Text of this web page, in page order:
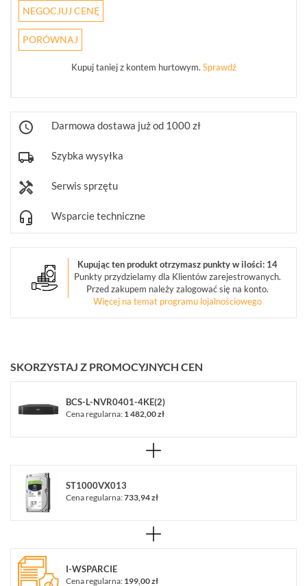
4W1
(68)
REJESTRATORY
UCHWYTY
(246)
STERUJĄCE
(10)
OBIEKTYWY
URZĄDZENIA
MAGAZYNUJĄCE
ZESTAWY
IP
(1)
SYSTEMY
ALARMOWE
NEGOCJUJ CENĘ
PORÓWNAJ
Kupuj taniej z kontem hurtowym. Sprawdź
Darmowa dostawa już od 1000 zł
Szybka wysyłka
Serwis sprzętu
Wsparcie techniczne
Kupując ten produkt otrzymasz punkty w ilości: 14
Punkty przydzielamy dla Klientów zarejestrowanych.
Przed zakupem należy zalogować się na konto.
Więcej na temat programu lojalnościowego
SKORZYSTAJ Z PROMOCYJNYCH CEN
BCS-L-NVR0401-4KE(2)
Cena regularna: 1 482,00 zł
ST1000VX013
Cena regularna:733,94 zł
I-WSPARCIE
Cena regularna: 199,00 zł